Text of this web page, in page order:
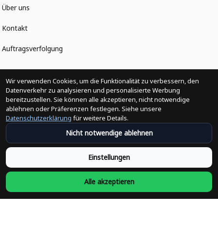
Über uns
Kontakt
Auftragsverfolgung
Politiken
Änderungen der Bestellung
Versandpolitik
Rückerstattungsrichtlinie
Rückgabepolitik
Wir verwenden Cookies, um die Funktionalität zu verbessern, den
Datenverkehr zu analysieren und personalisierte Werbung
bereitzustellen. Sie können alle akzeptieren, nicht notwendige
ablehnen oder Präferenzen festlegen. Siehe unsere
Datenschutzerklärung für weitere Details.
Nicht notwendige ablehnen
Einstellungen
Alle akzeptieren